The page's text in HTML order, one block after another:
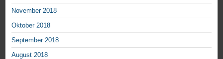
November 2018
Oktober 2018
September 2018
August 2018